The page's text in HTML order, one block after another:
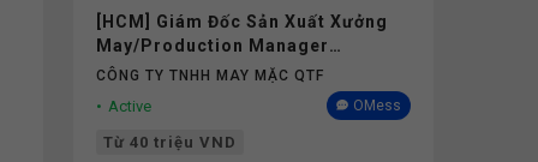
[HCM] Giám Đốc Sản Xuất Xưởng
May/Production Manager
(Garments) - Lương 40M+
CÔNG TY TNHH MAY MẶC QTF
Active OMess
Từ 40 triệu VND